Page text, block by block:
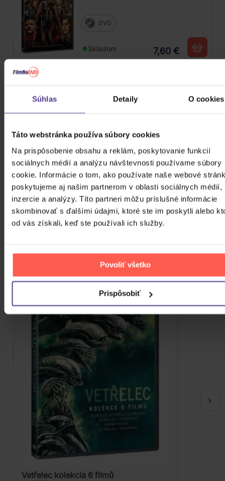
Súhlas Detaily O cookies
Táto webstránka používa súbory cookies
Na prispôsobenie obsahu a reklám, poskytovanie funkcií
sociálnych médií a analýzu návštevnosti používame súbory
cookie. Informácie o tom, ako používate naše webové
poskytujeme aj našim partnerom v oblasti sociálnych médií,
inzercie a analýzy. Títo partneri môžu príslušné informácie
skombinovať s ďalšími údajmi, ktoré ste im poskytli alebo
od vás získali, keď ste používali ich služby.
Povoliť všetko
Prispôsobiť
DVD
Skladom 7,60 €
Skladom 16,90 €
ZOBRAZIT VŠECHNY
PODOBNÉ PRODUKTY
Do nálady sa vám možno trafia aj nasledujúce
Vetřelec kolekcia 6 filmů